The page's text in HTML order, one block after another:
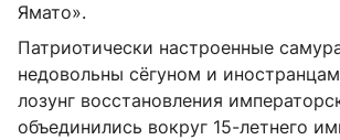
Ямато».
Патриотически настроенные
недовольны сёгуном и
лозунг восстановления
объединились вокруг 15-летнего